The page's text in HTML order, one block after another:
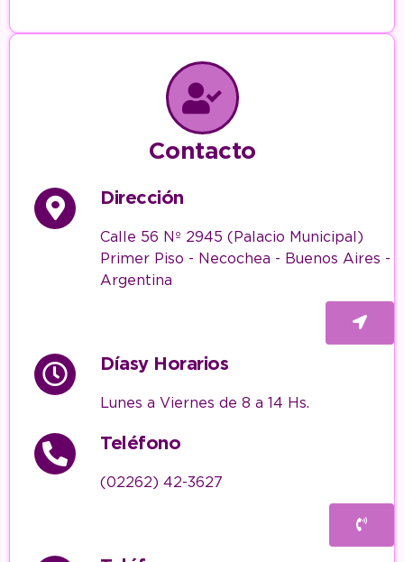
Contacto
Dirección
Calle 56 Nº 2945 (Palacio Municipal)
Primer Piso - Necochea - Buenos Aires -
Argentina
Díasy Horarios
Lunes a Viernes de 8 a 14 Hs.
Teléfono
(02262) 42-3627